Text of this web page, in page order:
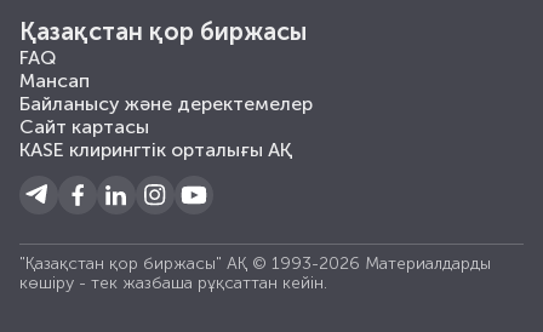
Қазақстан қор биржасы
FAQ
Мансап
Байланысу және деректемелер
Сайт картасы
KASE клирингтік орталығы АҚ
"Қазақстан қор биржасы" АҚ © 1993-2026 Материалдарды
көшiру - тек жазбаша рұқсаттан кейiн.